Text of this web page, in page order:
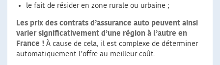
le fait de résider en zone rurale ou urbaine ;
Les prix des contrats d’assurance auto peuvent ainsi
varier significativement d’une région à l’autre en
France ! À cause de cela, il est complexe de déterminer
automatiquement l’offre au meilleur coût.